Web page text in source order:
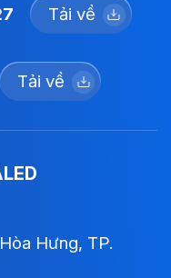
Tải về
Tải về
Hưng, TP.